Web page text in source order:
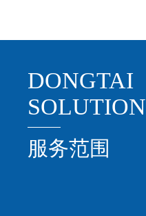
DONGTAI
SOLUTION
服务范围